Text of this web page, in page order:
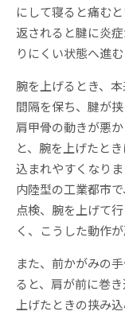
にして寝ると痛む
返されると腱に炎
りにくい状態へ進
腕を上げるとき、
間隔を保ち、腱が
肩甲骨の動きが悪
と、腕を上げたと
込まれやすくなり
内陸型の工業都市
点検、腕を上げて
く、こうした動作
また、前かがみの
ると、肩が前に巻
上げたときの挟み